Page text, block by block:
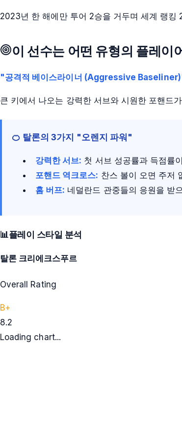
2023년 한 해에만 투어 2승을 거두며 세계 랭킹
이 선수는 어떤 유형의 플레이
"공격적 베이스라이너 (Aggressive
큰 키에서 나오는 강력한 서브와 시원한 포핸드
🍊 탈론의 3가지 "오렌지 파워"
강력한 서브: 첫 서브 성공률과 득점률
포핸드 역크로스: 찬스 볼이 오면 주저
홈 버프: 네덜란드 관중들의 응원을 받
📊플레이 스타일 분석
탈론 크리에크스푸르
Overall Rating
B+
8.2
Loading chart...